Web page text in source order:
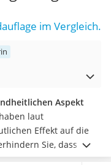
im Vergleich.
Aspekt
laut
Effekt auf die
Sie, dass sich
an den